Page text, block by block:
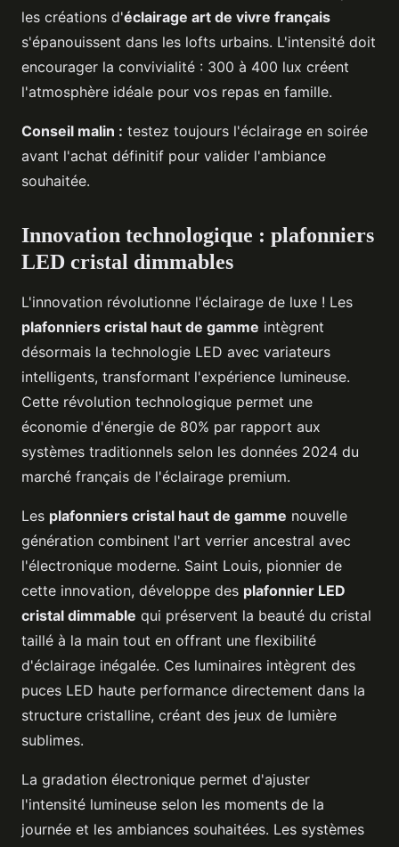
les créations d'éclairage art de vivre français
s'épanouissent dans les lofts urbains. L'intensité doit
encourager la convivialité : 300 à 400 lux créent
l'atmosphère idéale pour vos repas en famille.
Conseil malin : testez toujours l'éclairage en soirée
avant l'achat définitif pour valider l'ambiance
souhaitée.
Innovation technologique : plafonniers
LED cristal dimmables
L'innovation révolutionne l'éclairage de luxe ! Les
plafonniers cristal haut de gamme intègrent
désormais la technologie LED avec variateurs
intelligents, transformant l'expérience lumineuse.
Cette révolution technologique permet une
économie d'énergie de 80% par rapport aux
systèmes traditionnels selon les données 2024 du
marché français de l'éclairage premium.
Les plafonniers cristal haut de gamme nouvelle
génération combinent l'art verrier ancestral avec
l'électronique moderne. Saint Louis, pionnier de
cette innovation, développe des plafonnier LED
cristal dimmable qui préservent la beauté du cristal
taillé à la main tout en offrant une flexibilité
d'éclairage inégalée. Ces luminaires intègrent des
puces LED haute performance directement dans la
structure cristalline, créant des jeux de lumière
sublimes.
La gradation électronique permet d'ajuster
l'intensité lumineuse selon les moments de la
journée et les ambiances souhaitées. Les systèmes